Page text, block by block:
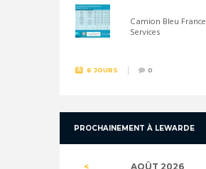
Camion Bleu France
Services
6 JOURS 0
PROCHAINEMENT À LEWARDE
AOÛT 2026